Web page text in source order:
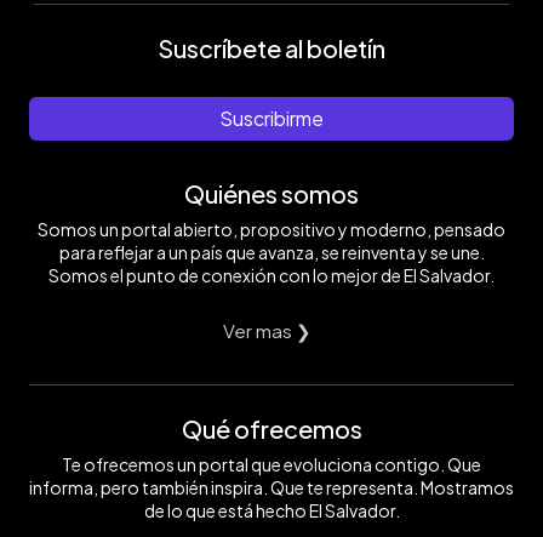
Suscríbete al boletín
Suscribirme
Quiénes somos
Somos un portal abierto, propositivo y moderno, pensado
para reflejar a un país que avanza, se reinventa y se une.
Somos el punto de conexión con lo mejor de El Salvador.
Ver mas ❯
Qué ofrecemos
Te ofrecemos un portal que evoluciona contigo. Que
informa, pero también inspira. Que te representa. Mostramos
de lo que está hecho El Salvador.